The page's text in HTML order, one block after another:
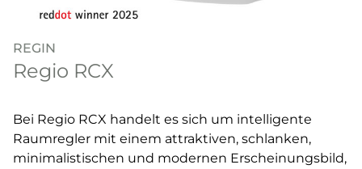
REGIN
Regio RCX
Bei Regio RCX handelt es sich um intelligente
Raumregler mit einem attraktiven, schlanken,
minimalistischen und modernen Erscheinungsbild,